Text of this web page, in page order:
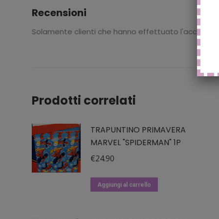
Recensioni
Solamente clienti che hanno effettuato
Prodotti correlati
TRAPUNTINO PRIMAVERA
MARVEL "SPIDERMAN" 1P
€24.90
Aggiungi al carrello